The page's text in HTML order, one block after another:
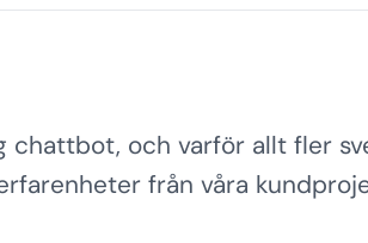
chattbot, och varför allt fler
från våra